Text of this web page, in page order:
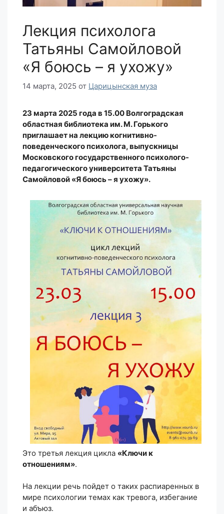
Лекция психолога
Татьяны Самойловой
«Я боюсь – я ухожу»
14 марта, 2025 от Царицынская муза
23 марта 2025 года в 15.00 Волгоградская
областная библиотека им. М. Горького
приглашает на лекцию когнитивно-
поведенческого психолога, выпускницы
Московского государственного психолого-
педагогического университета Татьяны
Самойловой «Я боюсь – я ухожу».
Это третья лекция цикла «Ключи к
отношениям».
На лекции речь пойдет о таких распиаренных в
мире психологии темах как тревога, избегание
и абъюз.